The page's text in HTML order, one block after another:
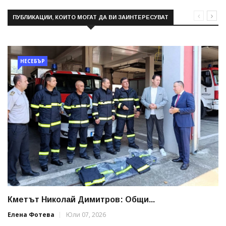
ПУБЛИКАЦИИ, КОИТО МОГАТ ДА ВИ ЗАИНТЕРЕСУВАТ
НЕСЕБЪР
Кметът Николай Димитров: Общи...
Елена Фотева
Юли 07, 2026